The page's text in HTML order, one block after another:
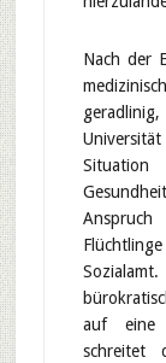
Nach der
auf eine
schreitet